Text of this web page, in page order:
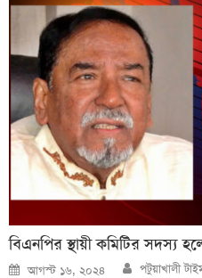
বিএনপির স্থায়ী কমিটির সদস্য
Posted
আগস্ট ১৬, ২০২৪ Author
পটুয়াখালী